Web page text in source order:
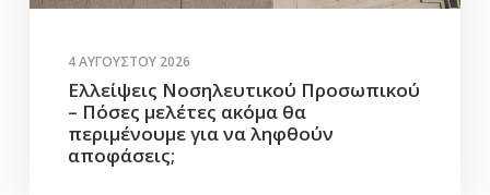
4 ΑΥΓΟΎΣΤΟΥ 2026
Ελλείψεις Νοσηλευτικού Προσωπικού
– Πόσες μελέτες ακόμα θα
περιμένουμε για να ληφθούν
αποφάσεις;